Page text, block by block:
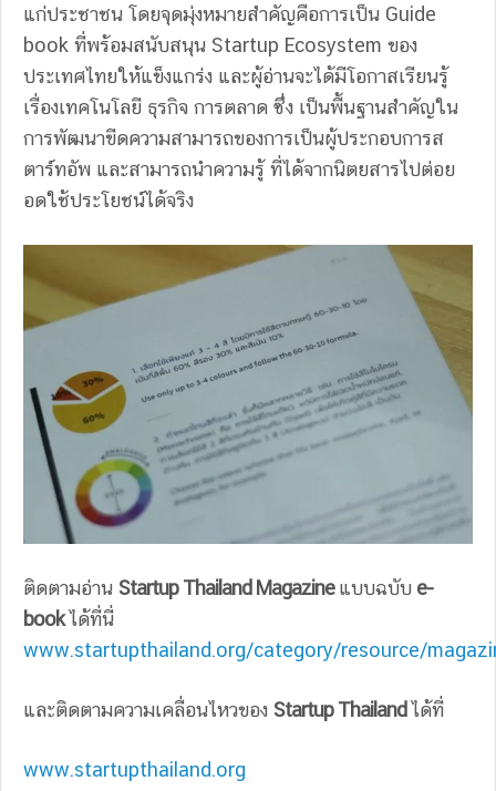
แก่ประชาชน โดยจุดมุ่งหมายสําคัญคือการเป็น Guide
book ที่พร้อมสนับสนุน Startup Ecosystem ของ
ประเทศไทยให้แข็งแกร่ง และผู้อ่านจะได้มีโอกาสเรียนรู้
เรื่องเทคโนโลยี ธุรกิจ การตลาด ซึ่ง เป็นพื้นฐานสําคัญใน
การพัฒนาขีดความสามารถของการเป็นผู้ประกอบการส
ตาร์ทอัพ และสามารถนําความรู้ ที่ได้จากนิตยสารไปต่อย
อดใช้ประโยชน์ได้จริง
ติดตามอ่าน Startup Thailand Magazineแบบฉบับ e-
bookได้ที่นี่
www.startupthailand.org/category/resource/
และติดตามความเคลื่อนไหวของ Startup Thailand ได้ที่
www.startupthailand.org